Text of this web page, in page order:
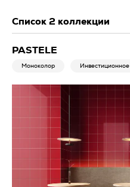
Список 2 коллекции
PASTELE
Моноколор Инвестиционное